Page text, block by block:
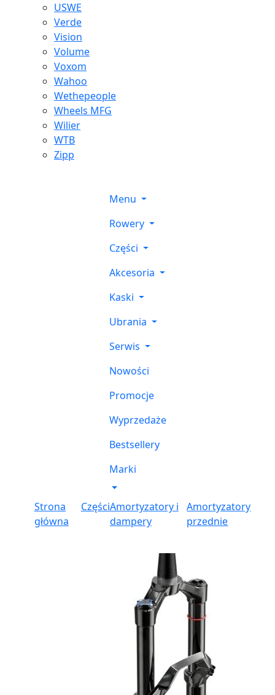
USWE
Verde
Vision
Volume
Voxom
Wahoo
Wethepeople
Wheels MFG
Wilier
WTB
Zipp
Menu
Rowery
Części
Akcesoria
Kaski
Ubrania
Serwis
Nowości
Promocje
Wyprzedaże
Bestsellery
Marki
Strona
główna
CzęściAmortyzatory i
dampery
Amortyzatory
przednie